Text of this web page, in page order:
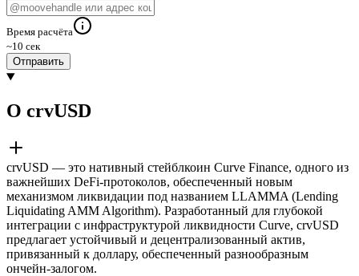
Время расчёта
~10 сек
Отправить
О crvUSD
crvUSD — это нативный стейблкоин Curve Finance, одного из
важнейших DeFi-протоколов, обеспеченный новым
механизмом ликвидации под названием LLAMMA (Lending
Liquidating AMM Algorithm). Разработанный для глубокой
интеграции с инфраструктурой ликвидности Curve, crvUSD
предлагает устойчивый и децентрализованный актив,
привязанный к доллару, обеспеченный разнообразным
ончейн-залогом.